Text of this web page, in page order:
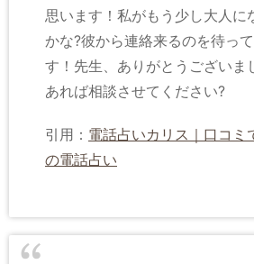
思います！私がもう少し大人に
かな?彼から連絡来るのを待っ
す！先生、ありがとうございま
あれば相談させてください?
引用： 電話占いカリス｜口コミ
の電話占い